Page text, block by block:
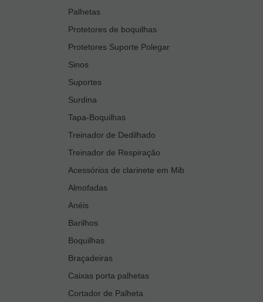
Palhetas
Protetores de boquilhas
Protetores Suporte Polegar
Sinos
Suportes
Surdina
Tapa-Boquilhas
Treinador de Dedilhado
Treinador de Respiração
Acessórios de clarinete em Mib
Almofadas
Anéis
Barilhos
Boquilhas
Braçadeiras
Caixas porta palhetas
Cortador de Palheta